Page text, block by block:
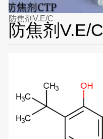
防焦剂V.E/C
防焦剂V.E/C